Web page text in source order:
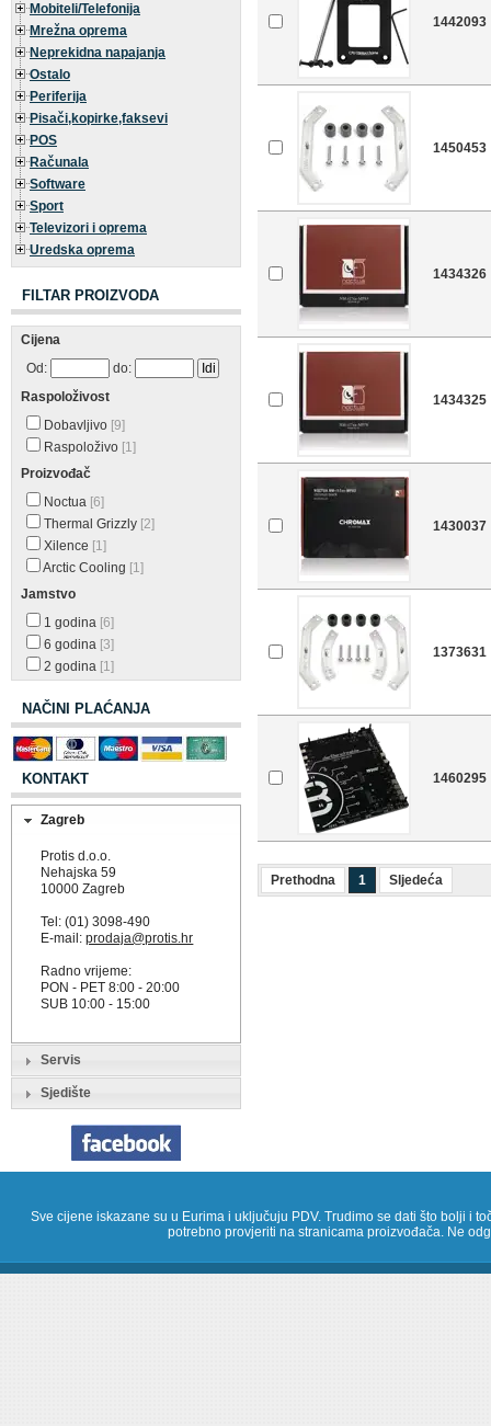
Mobiteli/Telefonija
Mrežna oprema
Neprekidna napajanja
Ostalo
Periferija
Pisači,kopirke,faksevi
POS
Računala
Software
Sport
Televizori i oprema
Uredska oprema
FILTAR PROIZVODA
Cijena
Od:
do:
Raspoloživost
Dobavljivo [9]
Raspoloživo [1]
Proizvođač
Noctua [6]
Thermal Grizzly [2]
Xilence [1]
Arctic Cooling [1]
Jamstvo
1 godina [6]
6 godina [3]
2 godina [1]
NAČINI PLAĆANJA
KONTAKT
Zagreb
Protis d.o.o.
Nehajska 59
10000 Zagreb
Tel: (01) 3098-490
E-mail:prodaja@protis.hr
Radno vrijeme:
PON - PET 8:00 - 20:00
SUB 10:00 - 15:00
Servis
Sjedište
1442093
1450453
1434326
1434325
1430037
1373631
1460295
Prethodna 1 Sljedeća
Sve cijene iskazane su u Eurima i uključuju PDV. Trudimo se dati što bolji i
potrebno provjeriti na stranicama proizvođača. Ne